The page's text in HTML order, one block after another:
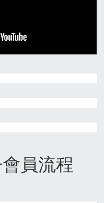
員流程